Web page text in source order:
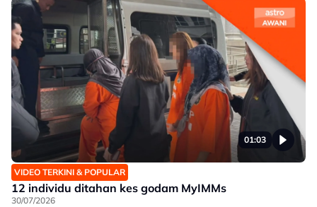
01:03
VIDEO TERKINI & POPULAR
12 individu ditahan kes godam MyIMMs
30/07/2026